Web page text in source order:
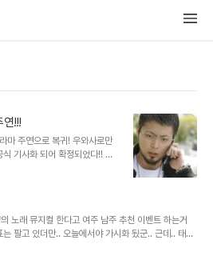
!!!
마 주연으로 복귀! 우와사로만
기사화 되어 확정되었다!! 이
ㅠㅠㅠㅠㅠ 이번 3분기(10월
ㄷ; av배우들도 출연하시고 ㅋ
직원 ㅋㅋ 관련 기사 :
news/100812/gnj100812
드라마「세상의 중심에서 사랑
, 야마다 타카유키(26)가, 10월
노래 뮤지컬 한다고 여주 남주 추천 이벤트 하는거
팔고 있더만.. 오늘에서야 가시화 됬군.. 근데.. 태
는 잘 부른다지만.. 연기는... 결국엔 아이돌;; 돈벌이